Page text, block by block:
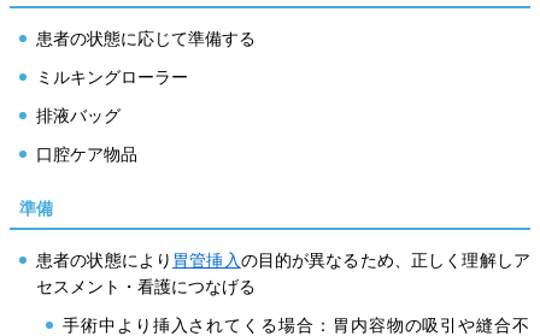
患者の状態に応じて準備する
ミルキングローラー
排液バッグ
口腔ケア物品
準備
患者の状態により 胃管挿入の目的が異なるため、正しく理解しア
セスメント・看護につなげる
手術中より挿入されてくる場合：胃内容物の吸引や縫合不